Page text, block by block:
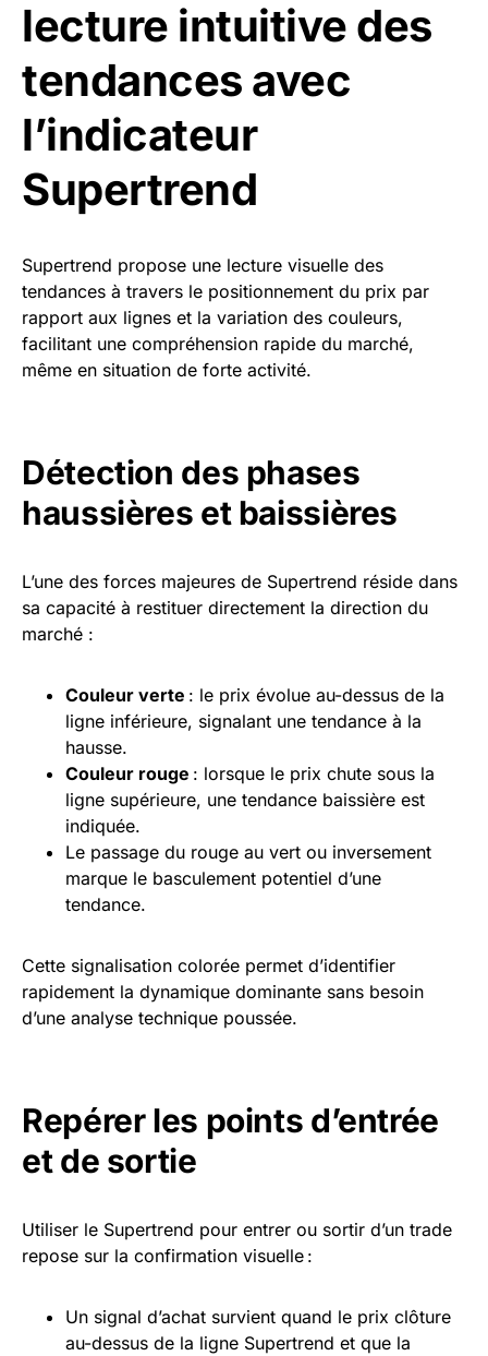
lecture intuitive des
tendances avec
l’indicateur
Supertrend
Supertrend propose une lecture visuelle des
tendances à travers le positionnement du prix par
rapport aux lignes et la variation des couleurs,
facilitant une compréhension rapide du marché,
même en situation de forte activité.
Détection des phases
haussières et baissières
L’une des forces majeures de Supertrend réside dans
sa capacité à restituer directement la direction du
marché :
Couleur verte : le prix évolue au-dessus de la
ligne inférieure, signalant une tendance à la
hausse.
Couleur rouge : lorsque le prix chute sous la
ligne supérieure, une tendance baissière est
indiquée.
Le passage du rouge au vert ou inversement
marque le basculement potentiel d’une
tendance.
Cette signalisation colorée permet d’identifier
rapidement la dynamique dominante sans besoin
d’une analyse technique poussée.
Repérer les points d’entrée
et de sortie
Utiliser le Supertrend pour entrer ou sortir d’un trade
repose sur la confirmation visuelle :
Un signal d’achat survient quand le prix clôture
au-dessus de la ligne Supertrend et que la